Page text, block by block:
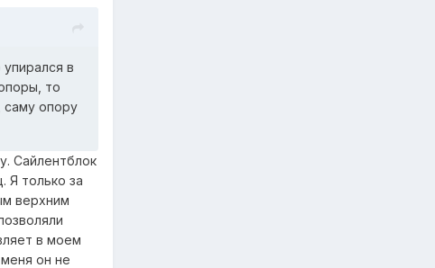
в
то
саму опору
Сайлентблок
Я только за
верхним
в моем
он не